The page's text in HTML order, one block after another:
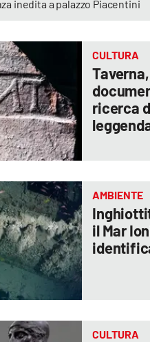
inedita a palazzo Piacentini
CULTURA
ricerca
AMBIENTE
il Mar
CULTURA